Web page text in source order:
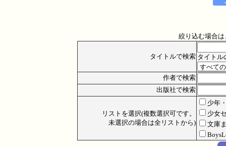
絞り込む場合
タイトルで検索 タイトル
作者で検索
出版社で検索
リストを選択(複数選択可です。
未選択の場合は全リストから)
少年
少女
文庫